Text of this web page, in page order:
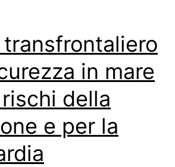
in mare
della
e per la